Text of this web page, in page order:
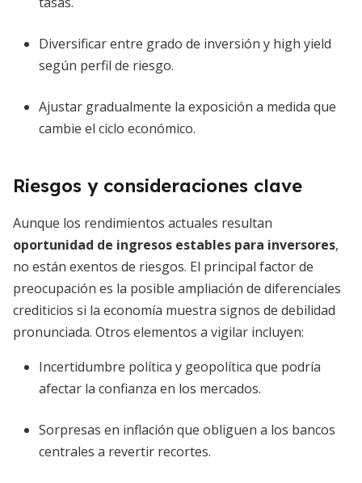
Diversificar entre grado de inversión y high yield
según perfil de riesgo.
Ajustar gradualmente la exposición a medida que
cambie el ciclo económico.
Riesgos y consideraciones clave
Aunque los rendimientos actuales resultan
oportunidad de ingresos estables para inversores,
no están exentos de riesgos. El principal factor de
preocupación es la posible ampliación de diferenciales
crediticios si la economía muestra signos de debilidad
pronunciada. Otros elementos a vigilar incluyen:
Incertidumbre política y geopolítica que podría
afectar la confianza en los mercados.
Sorpresas en inflación que obliguen a los bancos
centrales a revertir recortes.